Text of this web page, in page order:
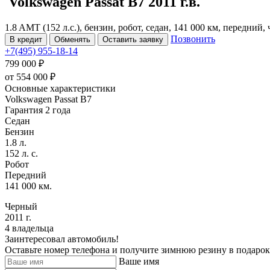
1.8 AMT (152 л.с.), бензин, робот, седан, 141 000 км, передний,
В кредит Обменять Оставить заявку
Позвонить
+7(495) 955-18-14
799 000 ₽
от 554 000 ₽
Основные характеристики
Volkswagen Passat B7
Гарантия 2 года
Седан
Бензин
1.8 л.
152 л. с.
Робот
Передний
141 000 км.
Черный
2011 г.
4 владельца
Заинтересовал автомобиль!
Оставьте номер телефона и получите зимнюю резину в
Ваше имя